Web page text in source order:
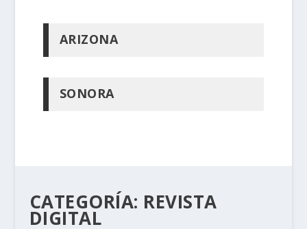
ARIZONA
SONORA
CATEGORÍA: REVISTA
DIGITAL